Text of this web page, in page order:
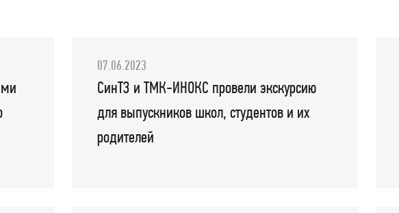
07.06.2023
СинТЗ и ТМК-ИНОКС провели экскурсию
для выпускников школ, студентов и их
родителей